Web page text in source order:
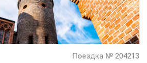
Поездка № 204213